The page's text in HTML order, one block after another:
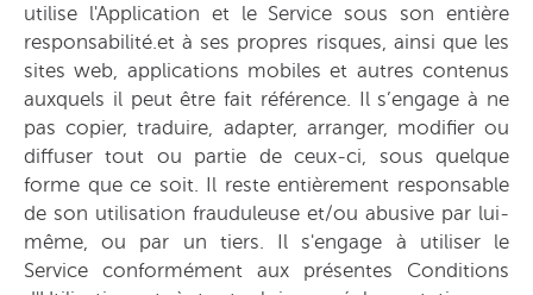
utilise l'Application et le Service sous son entière
responsabilité.et à ses propres risques, ainsi que les
sites web, applications mobiles et autres contenus
auxquels il peut être fait référence. Il s’engage à ne
pas copier, traduire, adapter, arranger, modifier ou
diffuser tout ou partie de ceux-ci, sous quelque
forme que ce soit. Il reste entièrement responsable
de son utilisation frauduleuse et/ou abusive par lui-
même, ou par un tiers. Il s'engage à utiliser le
Service conformément aux présentes Conditions